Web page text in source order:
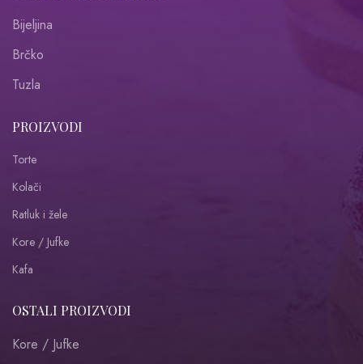
Bijeljina
Brčko
Tuzla
PROIZVODI
Torte
Kolači
Ratluk i žele
Kore / Jufke
Kafa
OSTALI PROIZVODI
Kore / Jufke